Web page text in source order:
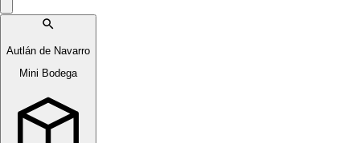
Autlán de Navarro
Mini Bodega